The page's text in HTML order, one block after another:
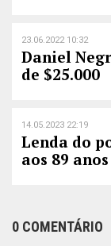
23.06.2022 10:32
Daniel
de $25.000
14.05.2023 22:19
Lenda do
aos 89 anos
0 COMENTÁRIO